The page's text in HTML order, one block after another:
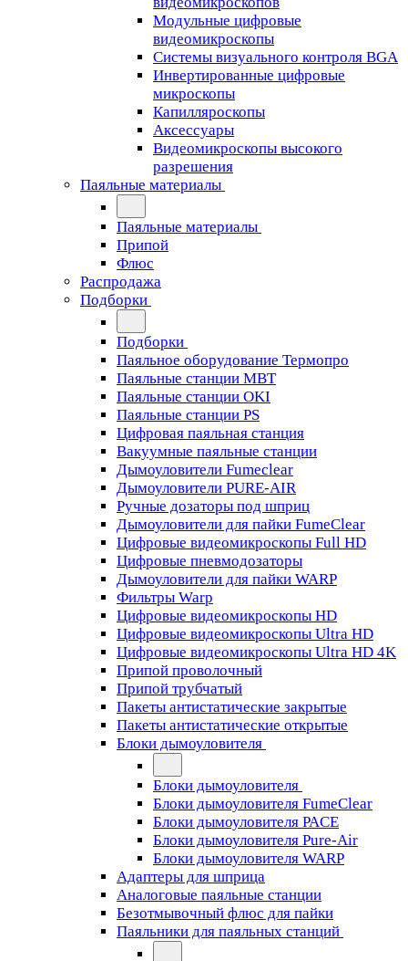
Модульные цифровые
видеомикроскопы
Cистемы визуального контроля BGA
Инвертированные цифровые
микроскопы
Капилляроскопы
Аксессуары
Видеомикроскопы высокого
разрешения
Паяльные материалы
Паяльные материалы
Припой
Флюс
Распродажа
Подборки
Подборки
Паяльное оборудование Термопро
Паяльные станции MBT
Паяльные станции OKI
Паяльные станции PS
Цифровая паяльная станция
Вакуумные паяльные станции
Дымоуловители Fumeclear
Дымоуловители PURE-AIR
Ручные дозаторы под шприц
Дымоуловители для пайки FumeClear
Цифровые видеомикроскопы Full HD
Цифровые пневмодозаторы
Дымоуловители для пайки WARP
Фильтры Warp
Цифровые видеомикроскопы HD
Цифровые видеомикроскопы Ultra HD
Цифровые видеомикроскопы Ultra HD 4K
Припой проволочный
Припой трубчатый
Пакеты антистатические закрытые
Пакеты антистатические открытые
Блоки дымоуловителя
Блоки дымоуловителя
Блоки дымоуловителя FumeClear
Блоки дымоуловителя PACE
Блоки дымоуловителя Pure-Air
Блоки дымоуловителя WARP
Адаптеры для шприца
Аналоговые паяльные станции
Безотмывочный флюс для пайки
Паяльники для паяльных станций